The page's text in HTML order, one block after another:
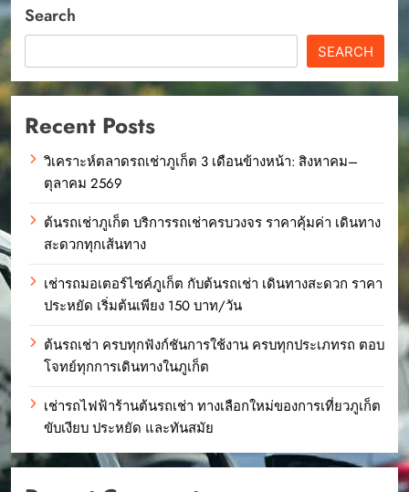
Search
SEARCH
Recent Posts
วิเคราะห์ตลาดรถเช่าภูเก็ต 3 เดือนข้างหน้า: สิงหาคม–
ตุลาคม 2569
ต้นรถเช่าภูเก็ต บริการรถเช่าครบวงจร ราคาคุ้มค่า เดินทาง
สะดวกทุกเส้นทาง
เช่ารถมอเตอร์ไซค์ภูเก็ต กับต้นรถเช่า เดินทางสะดวก ราคา
ประหยัด เริ่มต้นเพียง 150 บาท/วัน
ต้นรถเช่า ครบทุกฟังก์ชันการใช้งาน ครบทุกประเภทรถ ตอบ
โจทย์ทุกการเดินทางในภูเก็ต
เช่ารถไฟฟ้าร้านต้นรถเช่า ทางเลือกใหม่ของการเที่ยวภูเก็ต
ขับเงียบ ประหยัด และทันสมัย